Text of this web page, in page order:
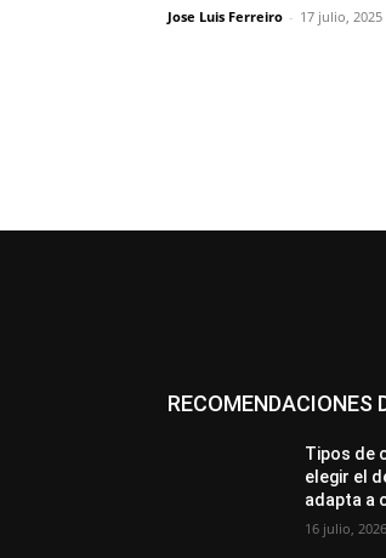
Jose Luis Ferreiro - 17 julio, 2025
RECOMENDACIONES
Tipos de
elegir el
adapta a
16 julio, 2026